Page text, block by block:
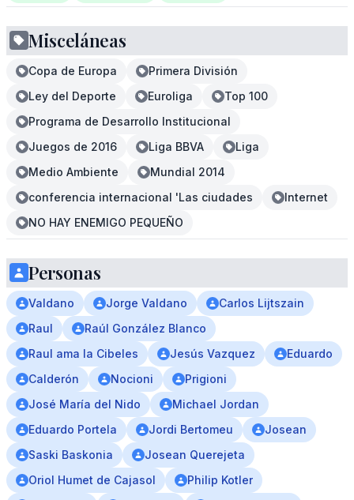
Misceláneas
Copa de Europa
Primera División
Ley del Deporte
Euroliga
Top 100
Programa de Desarrollo Institucional
Juegos de 2016
Liga BBVA
Liga
Medio Ambiente
Mundial 2014
conferencia internacional 'Las ciudades
Internet
NO HAY ENEMIGO PEQUEÑO
Personas
Valdano Jorge Valdano
Carlos Lijtszain
Raul
Raúl González Blanco
Raul ama la Cibeles
Jesús Vazquez
Eduardo
Calderón
Nocioni
Prigioni
José María del Nido
Michael Jordan
Eduardo Portela
Jordi Bertomeu
Josean
Saski Baskonia
Josean Querejeta
Oriol Humet de Cajasol
Philip Kotler